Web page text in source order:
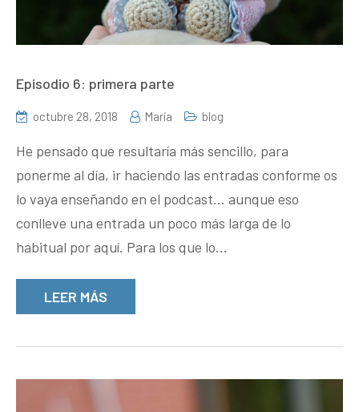
Episodio 6: primera parte
octubre 28, 2018 María blog
He pensado que resultaría más sencillo, para
ponerme al día, ir haciendo las entradas conforme os
lo vaya enseñando en el podcast… aunque eso
conlleve una entrada un poco más larga de lo
habitual por aquí. Para los que lo…
LEER MÁS